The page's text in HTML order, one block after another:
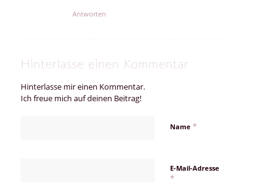
Antworten
Hinterlasse einen Kommentar
Hinterlasse mir einen Kommentar.
Ich freue mich auf deinen Beitrag!
Name *
E-Mail-Adresse
*